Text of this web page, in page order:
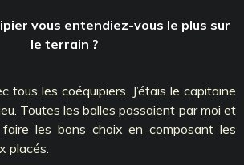
vous entendiez-vous le plus sur
le terrain ?
tous les coéquipiers. J’étais le capitaine
Toutes les balles passaient par moi et
les bons choix en composant les
placés.